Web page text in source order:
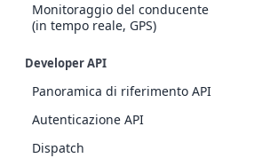
Monitoraggio del conducente
(in tempo reale, GPS)
Developer API
Panoramica di riferimento API
Autenticazione API
Dispatch